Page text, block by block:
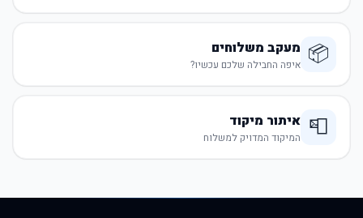
📦 מעקב משלוחים
איפה החבילה שלכם עכשיו?
📮 איתור מיקוד
המיקוד המדויק למשלוח